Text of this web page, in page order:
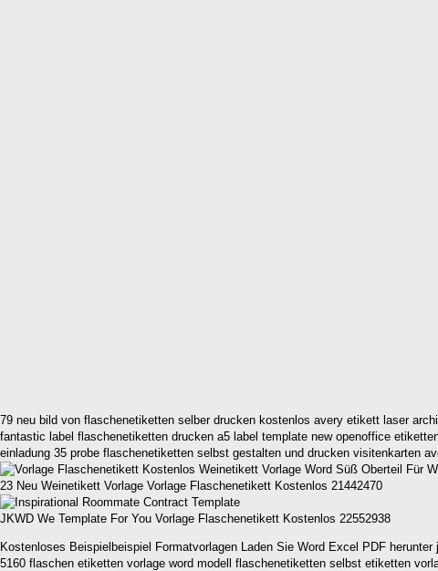
79 neu bild von flaschenetiketten selber drucken kostenlos avery etikett laser
fantastic label flaschenetiketten drucken a5 label template new openoffice
einladung 35 probe flaschenetiketten selbst gestalten und drucken visitenkarten
23 Neu Weinetikett Vorlage Vorlage Flaschenetikett Kostenlos 21442470
JKWD We Template For You Vorlage Flaschenetikett Kostenlos 22552938
Kostenloses Beispielbeispiel Formatvorlagen Laden Sie Word Excel PDF
5160 flaschen etiketten vorlage word modell flaschenetiketten selbst etiketten